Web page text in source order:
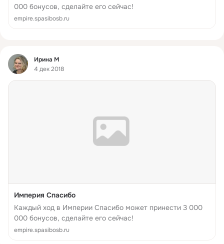
000 бонусов, сделайте его сейчас!
empire.spasibosb.ru
Фид
Ирина М
4 дек 2018
Империя Спасибо
Каждый ход в Империи Спасибо может принести 3 000
000 бонусов, сделайте его сейчас!
empire.spasibosb.ru